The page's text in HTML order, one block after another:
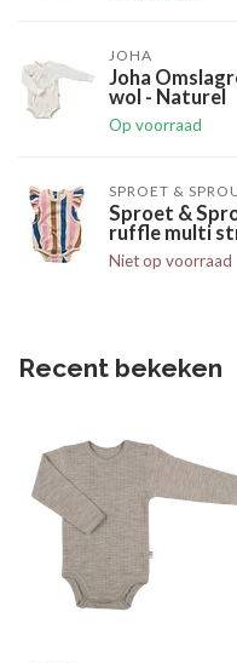
JOHA
Joha
wol - Naturel
Op voorraad
SPROET &
Sproet &
ruffle multi
Niet op voorraad
Recent bekeken